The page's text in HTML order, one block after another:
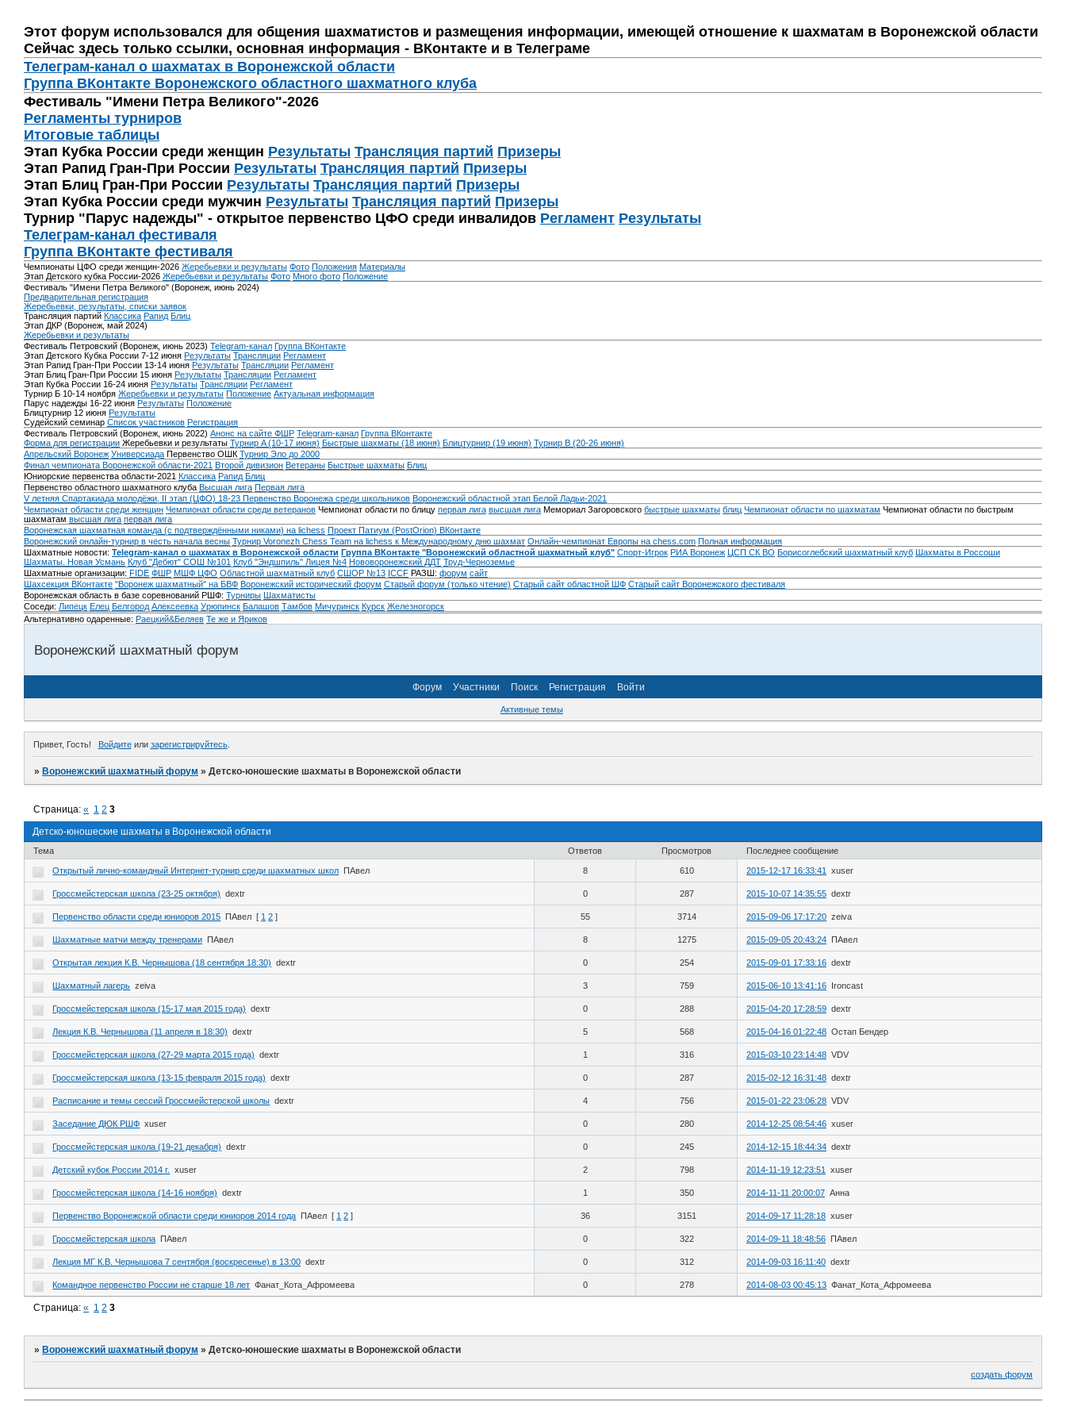
Этот форум использовался для общения шахматистов и размещения информации, имеющей отношение к шахматам в Воронежской области
Сейчас здесь только ссылки, основная информация - ВКонтакте и в Телеграме
Телеграм-канал о шахматах в Воронежской области
Группа ВКонтакте Воронежского областного шахматного клуба
Фестиваль "Имени Петра Великого"-2026
Регламенты турниров
Итоговые таблицы
Этап Кубка России среди женщин Результаты Трансляция партий Призеры
Этап Рапид Гран-При России Результаты Трансляция партий Призеры
Этап Блиц Гран-При России Результаты Трансляция партий Призеры
Этап Кубка России среди мужчин Результаты Трансляция партий Призеры
Турнир "Парус надежды" - открытое первенство ЦФО среди инвалидов Регламент Результаты
Телеграм-канал фестиваля
Группа ВКонтакте фестиваля
Чемпионаты ЦФО среди женщин-2026 Жеребьевки и результаты Фото Положения Материалы
Этап Детского кубка России-2026 Жеребьевки и результаты Фото Много фото Положение
Фестиваль "Имени Петра Великого" (Воронеж, июнь 2024)
Предварительная регистрация
Жеребьевки, результаты, списки заявок
Трансляция партий Классика Рапид Блиц
Этап ДКР (Воронеж, май 2024)
Жеребьевки и результаты
Фестиваль Петровский (Воронеж, июнь 2023) Telegram-канал Группа ВКонтакте
Этап Детского Кубка России 7-12 июня Результаты Трансляции Регламент
Этап Рапид Гран-При России 13-14 июня Результаты Трансляции Регламент
Этап Блиц Гран-При России 15 июня Результаты Трансляции Регламент
Этап Кубка России 16-24 июня Результаты Трансляции Регламент
Турнир Б 10-14 ноября Жеребьевки и результаты Положение Актуальная информация
Парус надежды 16-22 июня Результаты Положение
Блицтурнир 12 июня Результаты
Судейский семинар Список участников Регистрация
Фестиваль Петровский (Воронеж, июнь 2022) Анонс на сайте ФШР Telegram-канал Группа ВКонтакте
Форма для регистрации Жеребьевки и результаты Турнир A (10-17 июня) Быстрые шахматы (18 июня) Блицтурнир (19 июня) Турнир B (20-26 июня)
Апрельский Воронеж Универсиада Первенство ОШК Турнир Эло до 2000
Финал чемпионата Воронежской области-2021 Второй дивизион Ветераны Быстрые шахматы Блиц
Юниорские первенства области-2021 Классика Рапид Блиц
Первенство областного шахматного клуба Высшая лига Первая лига
V летняя Спартакиада молодёжи, II этап (ЦФО) 18-23 Первенство Воронежа среди школьников Воронежский областной этап Белой Ладьи-2021
Чемпионат области среди женщин Чемпионат области среди ветеранов Чемпионат области по блицу первая лига высшая лига Мемориал Загоровского быстрые шахматы блиц Чемпионат области по шахматам Чемпионат области по быстрым
шахматам высшая лига первая лига
Воронежская шахматная команда (с подтверждёнными никами) на lichess Проект Патиум (PostOrion) ВКонтакте
Воронежский онлайн-турнир в честь начала весны Турнир Voronezh Chess Team на lichess к Международному дню шахмат Онлайн-чемпионат Европы на chess.com Полная информация
Шахматные новости: Telegram-канал о шахматах в Воронежской области Группа ВКонтакте "Воронежский областной шахматный клуб" Спорт-Игрок РИА Воронеж ЦСП СК ВО Борисоглебский шахматный клуб Шахматы в Россоши
Шахматы. Новая Усмань Клуб "Дебют" СОШ №101 Клуб "Эндшпиль" Лицея №4 Нововоронежский ДДТ Труд-Черноземье
Шахматные организации: FIDE ФШР МШФ ЦФО Областной шахматный клуб СШОР №13 ICCF РАЗШ: форум сайт
Шахсекция ВКонтакте "Воронеж шахматный" на БВФ Воронежский исторический форум Cтарый форум (только чтение) Старый сайт областной ШФ Старый сайт Воронежского фестиваля
Воронежская область в базе соревнований РШФ: Турниры Шахматисты
Соседи: Липецк Елец Белгород Алексеевка Урюпинск Балашов Тамбов Мичуринск Курск Железногорск
Альтернативно одаренные: Раецкий&Беляев Те же и Яриков
Воронежский шахматный форум
Форум Участники Поиск Регистрация Войти
Активные темы
Привет, Гость! Войдитеили зарегистрируйтесь.
»Воронежский шахматный форум »Детско-юношеские шахматы в Воронежской области
Детско-юношеские шахматы в Воронежской области
Страница:« 1 2 3
Тема Ответов Просмотров Последнее сообщение
Открытый лично-командный Интернет-турнир среди шахматных школ ПАвел 8 610 2015-12-17 16:33:41 xuser
Гроссмейстерская школа (23-25 октября) dextr 0 287 2015-10-07 14:35:55 dextr
Первенство области среди юниоров 2015 ПАвел [ 1 2 ] 55 3714 2015-09-06 17:17:20 zeiva
Шахматные матчи между тренерами ПАвел 8 1275 2015-09-05 20:43:24 ПАвел
Открытая лекция К.В. Чернышова (18 сентября 18:30) dextr 0 254 2015-09-01 17:33:16 dextr
Шахматный лагерь zeiva 3 759 2015-06-10 13:41:16 Ironcast
Гроссмейстерская школа (15-17 мая 2015 года) dextr 0 288 2015-04-20 17:28:59 dextr
Лекция К.В. Чернышова (11 апреля в 18:30) dextr 5 568 2015-04-16 01:22:48 Остап Бендер
Гроссмейстерская школа (27-29 марта 2015 года) dextr 1 316 2015-03-10 23:14:48 VDV
Гроссмейстерская школа (13-15 февраля 2015 года) dextr 0 287 2015-02-12 16:31:48 dextr
Расписание и темы сессий Гроссмейстерской школы dextr 4 756 2015-01-22 23:06:28 VDV
Заседание ДЮК РШФ xuser 0 280 2014-12-25 08:54:46 xuser
Гроссмейстерская школа (19-21 декабря) dextr 0 245 2014-12-15 18:44:34 dextr
Детский кубок России 2014 г. xuser 2 798 2014-11-19 12:23:51 xuser
Гроссмейстерская школа (14-16 ноября) dextr 1 350 2014-11-11 20:00:07 Анна
Первенство Воронежской области среди юниоров 2014 года ПАвел [ 1 2 ] 36 3151 2014-09-17 11:28:18 xuser
Гроссмейстерская школа ПАвел 0 322 2014-09-11 18:48:56 ПАвел
Лекция МГ К.В. Чернышова 7 сентября (воскресенье) в 13:00 dextr 0 312 2014-09-03 16:11:40 dextr
Командное первенство России не старше 18 лет Фанат_Кота_Афромеева 0 278 2014-08-03 00:45:13 Фанат_Кота_Афромеева
Страница:« 1 2 3
»Воронежский шахматный форум »Детско-юношеские шахматы в Воронежской области
создать форум